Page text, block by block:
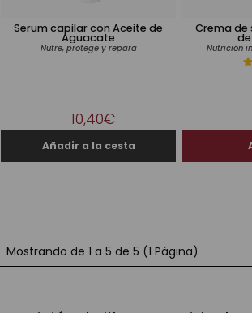
Serum capilar con Aceite de
Aguacate
Nutre, protege y repara
10,40€
Crema de
Nutrición
Mostrando de 1 a 5 de 5 (1 Página)